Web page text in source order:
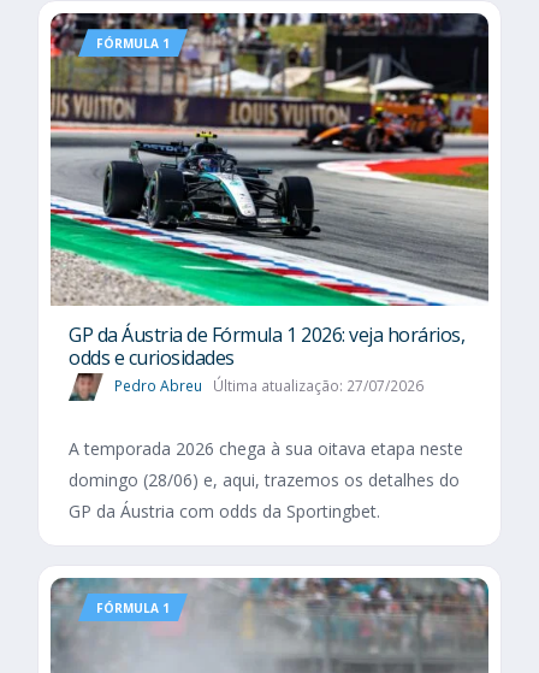
FÓRMULA 1
GP da Áustria de Fórmula 1 2026: veja horários,
odds e curiosidades
Pedro Abreu Última atualização: 27/07/2026
A temporada 2026 chega à sua oitava etapa neste
domingo (28/06) e, aqui, trazemos os detalhes do
GP da Áustria com odds da Sportingbet.
FÓRMULA 1